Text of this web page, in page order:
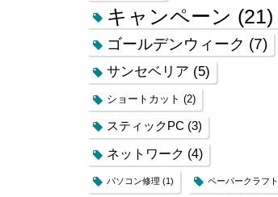
キャンペーン (21)
ゴールデンウィーク (7)
サンセベリア (5)
ショートカット (2)
スティックPC (3)
ネットワーク (4)
パソコン修理 (1) ペーパークラフト